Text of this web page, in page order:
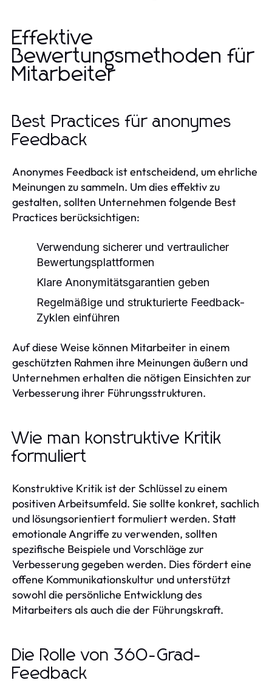
Effektive
Bewertungsmethoden für
Mitarbeiter
Best Practices für anonymes
Feedback
Anonymes Feedback ist entscheidend, um ehrliche
Meinungen zu sammeln. Um dies effektiv zu
gestalten, sollten Unternehmen folgende Best
Practices berücksichtigen:
Verwendung sicherer und vertraulicher
Bewertungsplattformen
Klare Anonymitätsgarantien geben
Regelmäßige und strukturierte Feedback-
Zyklen einführen
Auf diese Weise können Mitarbeiter in einem
geschützten Rahmen ihre Meinungen äußern und
Unternehmen erhalten die nötigen Einsichten zur
Verbesserung ihrer Führungsstrukturen.
Wie man konstruktive Kritik
formuliert
Konstruktive Kritik ist der Schlüssel zu einem
positiven Arbeitsumfeld. Sie sollte konkret, sachlich
und lösungsorientiert formuliert werden. Statt
emotionale Angriffe zu verwenden, sollten
spezifische Beispiele und Vorschläge zur
Verbesserung gegeben werden. Dies fördert eine
offene Kommunikationskultur und unterstützt
sowohl die persönliche Entwicklung des
Mitarbeiters als auch die der Führungskraft.
Die Rolle von 360-Grad-
Feedback